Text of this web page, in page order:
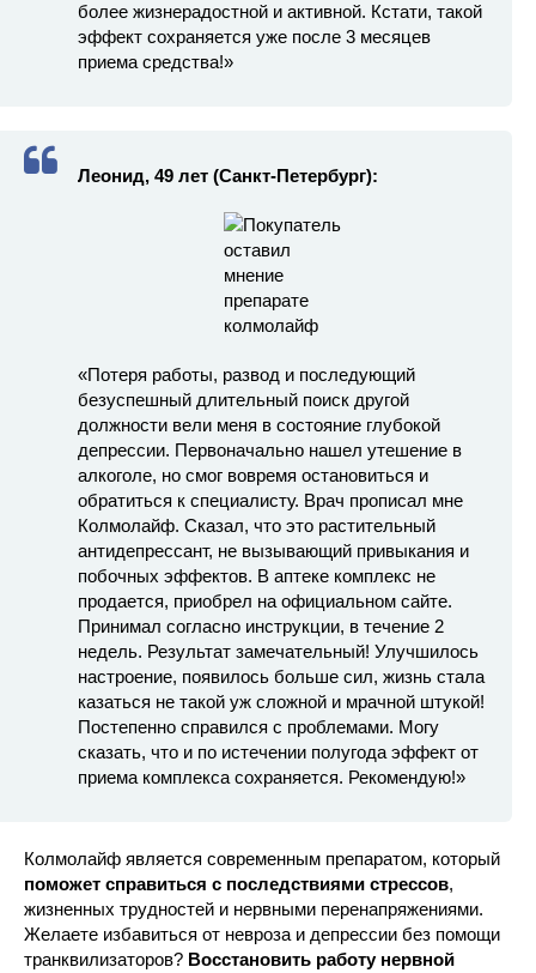
более жизнерадостной и активной. Кстати, такой
эффект сохраняется уже после 3 месяцев
приема средства!»
Леонид, 49 лет (Санкт-Петербург):
«Потеря работы, развод и последующий
безуспешный длительный поиск другой
должности вели меня в состояние глубокой
депрессии. Первоначально нашел утешение в
алкоголе, но смог вовремя остановиться и
обратиться к специалисту. Врач прописал мне
Колмолайф. Сказал, что это растительный
антидепрессант, не вызывающий привыкания и
побочных эффектов. В аптеке комплекс не
продается, приобрел на официальном сайте.
Принимал согласно инструкции, в течение 2
недель. Результат замечательный! Улучшилось
настроение, появилось больше сил, жизнь стала
казаться не такой уж сложной и мрачной штукой!
Постепенно справился с проблемами. Могу
сказать, что и по истечении полугода эффект от
приема комплекса сохраняется. Рекомендую!»
Колмолайф является современным препаратом, который
поможет справиться с последствиями стрессов,
жизненных трудностей и нервными перенапряжениями.
Желаете избавиться от невроза и депрессии без помощи
транквилизаторов? Восстановить работу нервной